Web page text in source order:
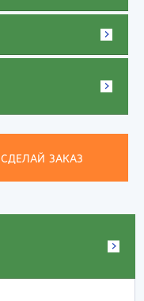
СДЕЛАЙ ЗАКАЗ